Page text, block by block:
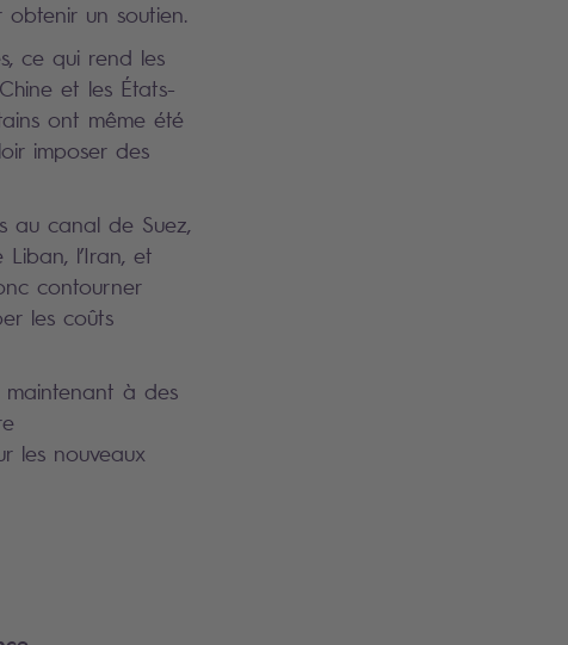
un soutien.
ce qui rend les
et les États-
ont même été
imposer des
au canal de Suez,
l’Iran, et
contourner
les coûts
à des
les nouveaux